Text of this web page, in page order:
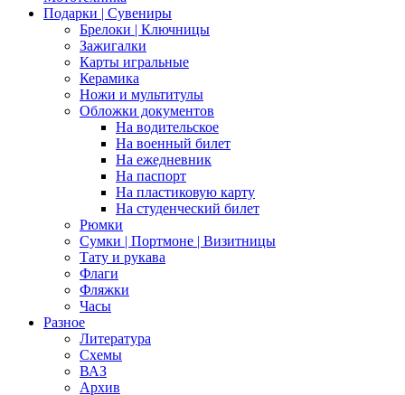
Подарки | Сувениры
Брелоки | Ключницы
Зажигалки
Карты игральные
Керамика
Ножи и мультитулы
Обложки документов
На водительское
На военный билет
На ежедневник
На паспорт
На пластиковую карту
На студенческий билет
Рюмки
Сумки | Портмоне | Визитницы
Тату и рукава
Флаги
Фляжки
Часы
Разное
Литература
Схемы
ВАЗ
Архив